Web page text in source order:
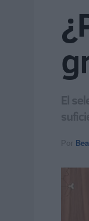
El
Por